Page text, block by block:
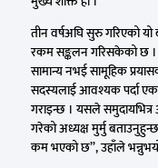
तीन वर्षअघि सुरु गरिएको
रकम सङ्कलन गरिसकेको छ ।
सामान्य नभई सामूहिक
सदस्यलाई आवश्यक पर्दा
गराइन्छ । यसले समुदायभित्र
गरेको अध्यक्ष मुर्मु
कम भएको छ”, उहाँले